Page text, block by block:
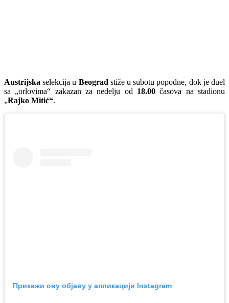
Austrijska selekcija u Beograd stiže u subotu popodne, dok je duel
sa „orlovima“ zakazan za nedelju od 18.00 časova na stadionu
„Rajko Mitić“.
Прикажи ову објаву у апликацији Instagram